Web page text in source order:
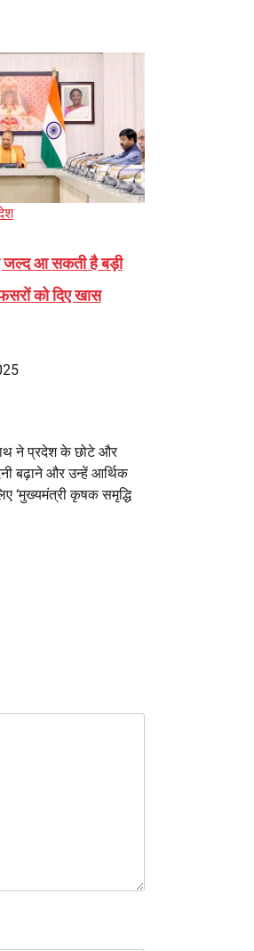
जल्द आ सकती है बड़ी
को दिए खास
ने प्रदेश के छोटे और
बढ़ाने और उन्हें आर्थिक
‘मुख्यमंत्री कृषक समृद्धि